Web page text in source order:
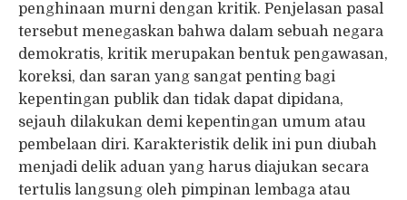
penghinaan murni dengan kritik. Penjelasan pasal
tersebut menegaskan bahwa dalam sebuah negara
demokratis, kritik merupakan bentuk pengawasan,
koreksi, dan saran yang sangat penting bagi
kepentingan publik dan tidak dapat dipidana,
sejauh dilakukan demi kepentingan umum atau
pembelaan diri. Karakteristik delik ini pun diubah
menjadi delik aduan yang harus diajukan secara
tertulis langsung oleh pimpinan lembaga atau